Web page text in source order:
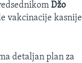
Džo
vakcinacije kasnije
detaljan plan za